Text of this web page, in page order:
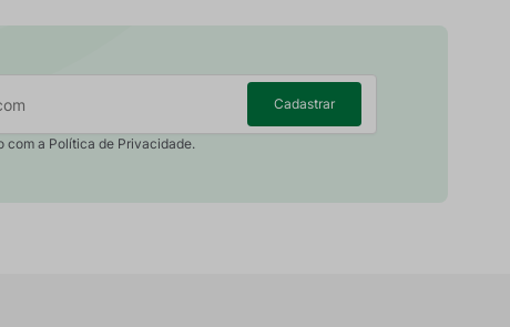
Cadastrar
com a Política de Privacidade.